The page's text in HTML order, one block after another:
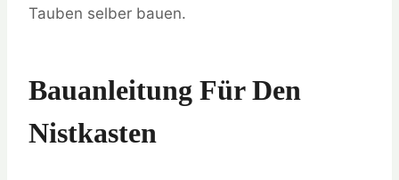
Tauben selber bauen.
Bauanleitung Für Den
Nistkasten